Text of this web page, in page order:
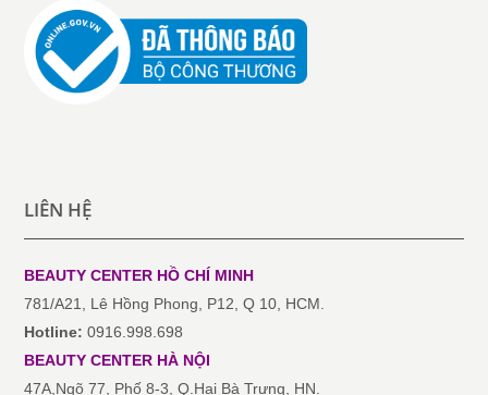
LIÊN HỆ
BEAUTY CENTER HỒ CHÍ MINH
781/A21, Lê Hồng Phong, P12, Q 10, HCM.
Hotline: 0916.998.698
BEAUTY CENTER HÀ NỘI
47A,Ngõ 77, Phố 8-3, Q.Hai Bà Trưng, HN.